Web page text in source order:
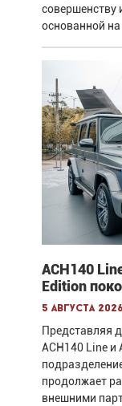
совершенству
основанной
ACH140
Edition
5 августа 2026
Представляя
ACH140 Line и
продолжает
внешними